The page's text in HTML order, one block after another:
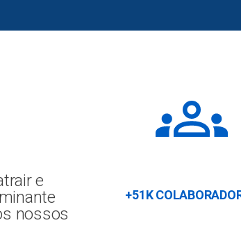
e
nossos
+51K